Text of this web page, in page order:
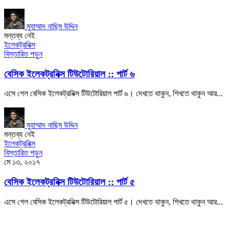
মুহাম্মাদ নাছিম উদ্দিন
মন্তব্য নেই
ইলেকট্রনিক্স
বিস্তারিত পড়ুন
বেসিক ইলেকট্রনিক্স টিউটোরিয়াল :: পার্ট ৬
এসে গেল বেসিক ইলেকট্রনিক্স টিউটোরিয়াল পার্ট ৬। দেখতে থাকুন, শিখতে থাকুন আর...
মুহাম্মাদ নাছিম উদ্দিন
মন্তব্য নেই
ইলেকট্রনিক্স
বিস্তারিত পড়ুন
মে ১৩, ২০১৭
বেসিক ইলেকট্রনিক্স টিউটোরিয়াল :: পার্ট ৫
এসে গেল বেসিক ইলেকট্রনিক্স টিউটোরিয়াল পার্ট ৫। দেখতে থাকুন, শিখতে থাকুন আর...